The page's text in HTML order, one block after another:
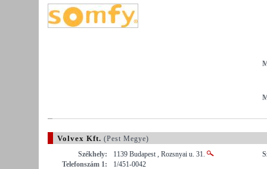
Volvex Kft. (Pest Megye)
Székhely:
1139 Budapest , Rozsnyai u. 31.
Telefonszám 1:
1/451-0042